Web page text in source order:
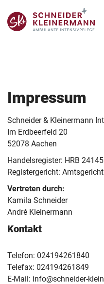
Impressum
Schneider & Kleinermann
Im Erdbeerfeld 20
52078 Aachen
Handelsregister: HRB 24145
Registergericht:
Vertreten durch:
Kamila Schneider
André Kleinermann
Kontakt
Telefon: 024194261840
Telefax: 024194261849
E-Mail: info@schneider-